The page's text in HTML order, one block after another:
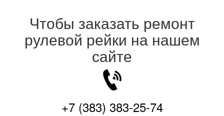
Чтобы заказать ремонт
рулевой рейки на нашем
сайте
+7 (383) 383-25-74